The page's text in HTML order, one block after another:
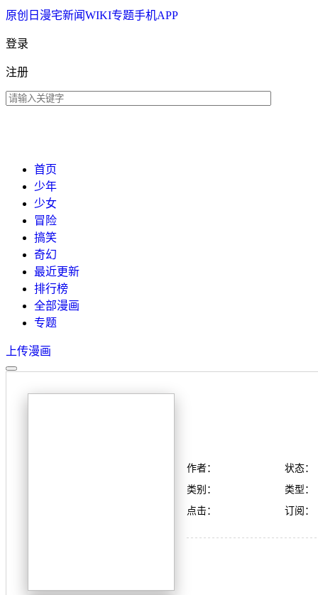
原创 日漫宅新闻WIKI专题手机APP
登录
注册
首页
少年
少女
冒险
搞笑
奇幻
最近更新
排行榜
全部漫画
专题
上传漫画
作者：
状态：
类别：
类型：
点击：
订阅：